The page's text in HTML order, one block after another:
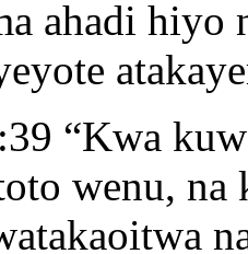
ahadi hiyo
“Kwa
wenu,